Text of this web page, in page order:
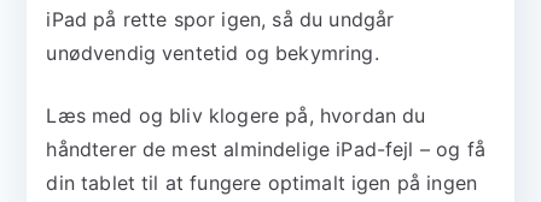
iPad på rette spor igen, så du undgår
unødvendig ventetid og bekymring.
Læs med og bliv klogere på, hvordan du
håndterer de mest almindelige iPad-fejl – og få
din tablet til at fungere optimalt igen på ingen